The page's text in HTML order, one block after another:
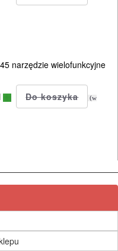
narzędzie wielofunkcyjne
(w